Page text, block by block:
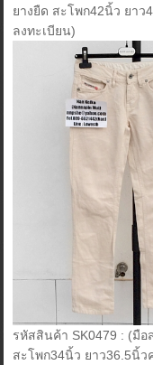
ยางยืด สะโพก42นิ้ว ยา
ลงทะเบียน)
รหัสสินค้า SK0479 : (มือ
สะโพก34นิ้ว ยาว36.5นิ้